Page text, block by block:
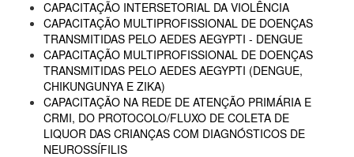
CAPACITAÇÃO INTERSETORIAL DA VIOLÊNCIA
CAPACITAÇÃO MULTIPROFISSIONAL DE DOENÇAS
TRANSMITIDAS PELO AEDES AEGYPTI - DENGUE
CAPACITAÇÃO MULTIPROFISSIONAL DE DOENÇAS
TRANSMITIDAS PELO AEDES AEGYPTI (DENGUE,
CHIKUNGUNYA E ZIKA)
CAPACITAÇÃO NA REDE DE ATENÇÃO PRIMÁRIA E
CRMI, DO PROTOCOLO/FLUXO DE COLETA DE
LIQUOR DAS CRIANÇAS COM DIAGNÓSTICOS DE
NEUROSSÍFILIS